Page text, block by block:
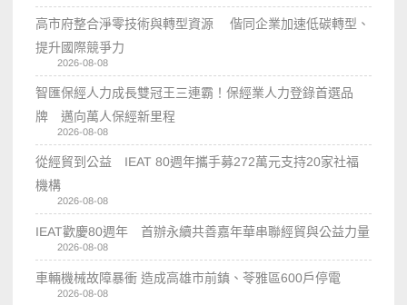
高市府整合淨零技術與轉型資源 偕同企業加速低碳轉型、
提升國際競爭力
2026-08-08
智匯保經人力成長雙冠王三連霸！保經業人力登錄首選品
牌 邁向萬人保經新里程
2026-08-08
從經貿到公益 IEAT 80週年攜手募272萬元支持20家社福
機構
2026-08-08
IEAT歡慶80週年 首辦永續共善嘉年華串聯經貿與公益力量
2026-08-08
車輛機械故障暴衝 造成高雄市前鎮、苓雅區600戶停電
2026-08-08